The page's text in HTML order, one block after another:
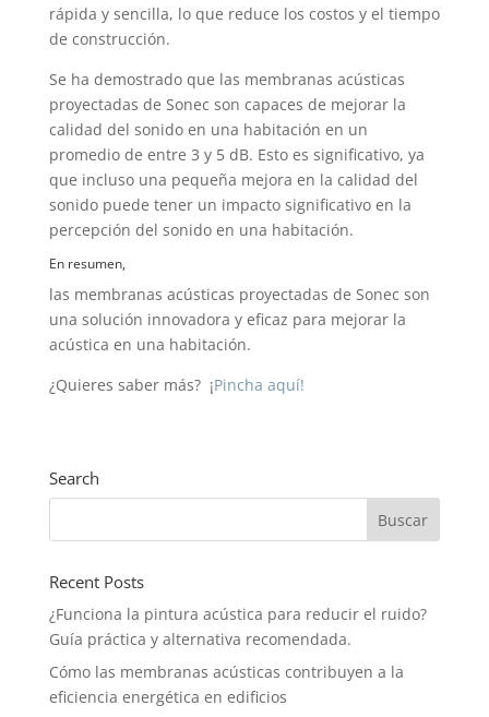
rápida y sencilla, lo que reduce los costos y el tiempo
de construcción.
Se ha demostrado que las membranas acústicas
proyectadas de Sonec son capaces de mejorar la
calidad del sonido en una habitación en un
promedio de entre 3 y 5 dB. Esto es significativo, ya
que incluso una pequeña mejora en la calidad del
sonido puede tener un impacto significativo en la
percepción del sonido en una habitación.
En resumen,
las membranas acústicas proyectadas de Sonec son
una solución innovadora y eficaz para mejorar la
acústica en una habitación.
¿Quieres saber más? ¡Pincha aquí!
Search
Recent Posts
¿Funciona la pintura acústica para reducir el ruido?
Guía práctica y alternativa recomendada.
Cómo las membranas acústicas contribuyen a la
eficiencia energética en edificios